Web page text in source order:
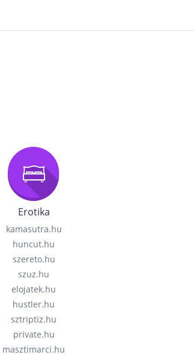
Erotika
kamasutra.hu
huncut.hu
szereto.hu
szuz.hu
elojatek.hu
hustler.hu
sztriptiz.hu
private.hu
masztimarci.hu